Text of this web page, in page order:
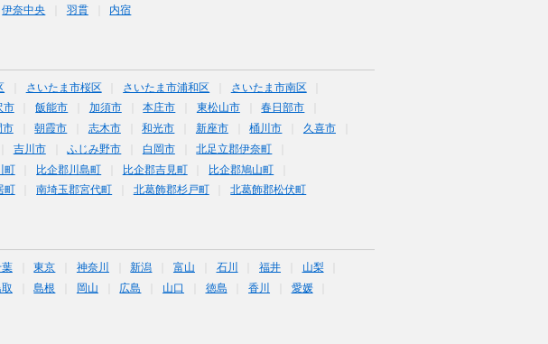
伊奈中央 羽貫 内宿
さいたま市桜区 さいたま市浦和区
さいたま市南区
市 飯能市 加須市 本庄市 東松山市
春日部市
市 朝霞市 志木市 和光市 新座市 桶川市
久喜市
吉川市 ふじみ野市 白岡市
北足立郡伊奈町
町 比企郡川島町 比企郡吉見町
比企郡鳩山町
南埼玉郡宮代町 北葛飾郡杉戸町 北葛飾郡松伏町
葉 東京 神奈川 新潟 富山 石川 福井
山梨
取 島根 岡山 広島 山口 徳島 香川
愛媛